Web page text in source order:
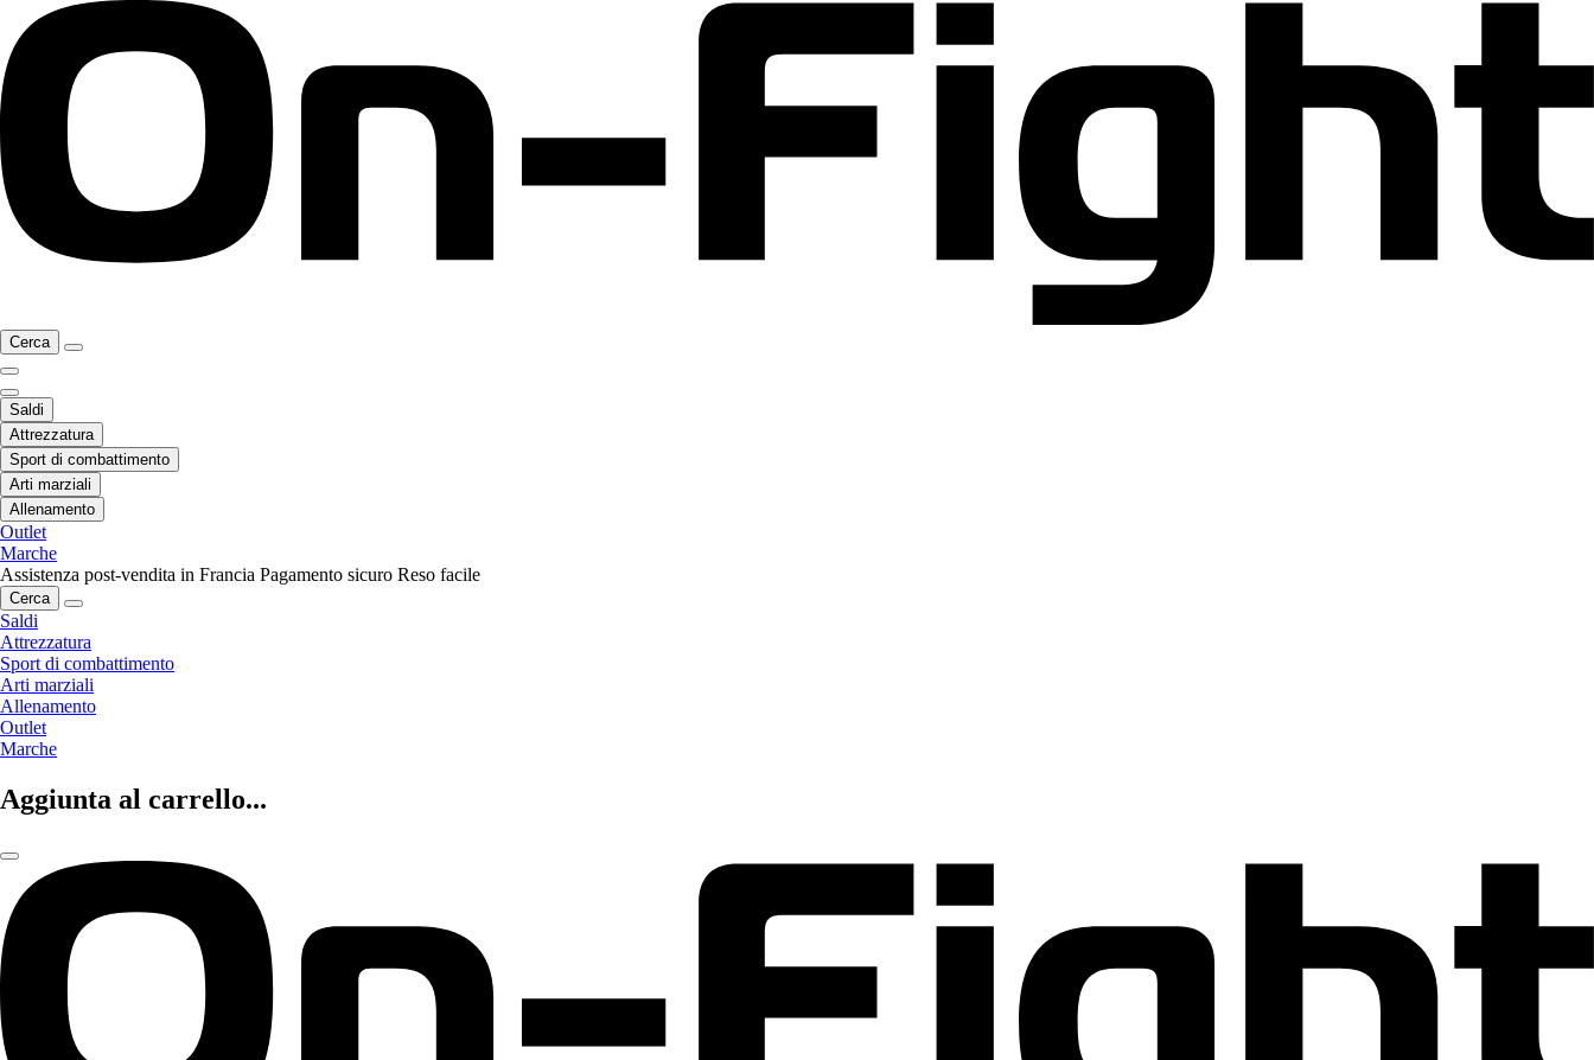
Cerca
Saldi
Attrezzatura
Sport di combattimento
Arti marziali
Allenamento
Outlet
Marche
Assistenza post-vendita in Francia Pagamento sicuro Reso facile
Cerca
Saldi
Attrezzatura
Sport di combattimento
Arti marziali
Allenamento
Outlet
Marche
Aggiunta al carrello...